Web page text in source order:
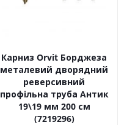
Карниз Orvit Борджеза
металевий дворядний
реверсивний
профільна труба Антик
19\19 мм 200 см
(7219296)